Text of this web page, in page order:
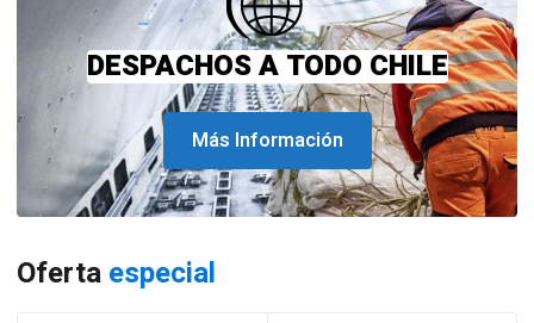
DESPACHOS A TODO CHILE
Más Información
Oferta especial